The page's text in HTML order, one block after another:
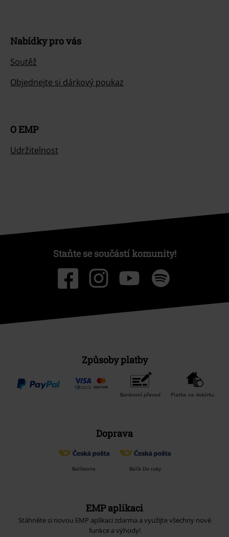
Nabídky pro vás
Soutěž
Objednejte si dárkový poukaz
O EMP
Udržitelnost
Staňte se součástí komunity!
Způsoby platby
Bankovní převod Platba na dobírku
Doprava
Balíkovna Balík Do ruky
EMP aplikaci
Stáhněte si novou EMP aplikaci zdarma a využijte všechny nové
funkce a výhody!